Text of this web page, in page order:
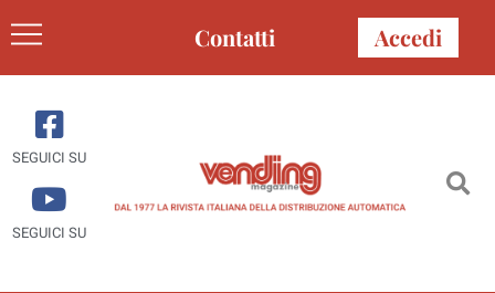
Contatti Accedi
SEGUICI SU
SEGUICI SU